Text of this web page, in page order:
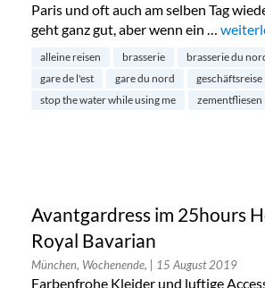
Paris und oft auch am selben Tag
geht ganz gut, aber wenn ein …
alleine reisen brasserie brasserie du
gare de l'est
gare du nord geschäftsreise
stop the water while using me
zementfliesen
Avantgardress im 25hours
Royal Bavarian
München, Wochenende, | 15 August 2019
Farbenfrohe Kleider und luftige